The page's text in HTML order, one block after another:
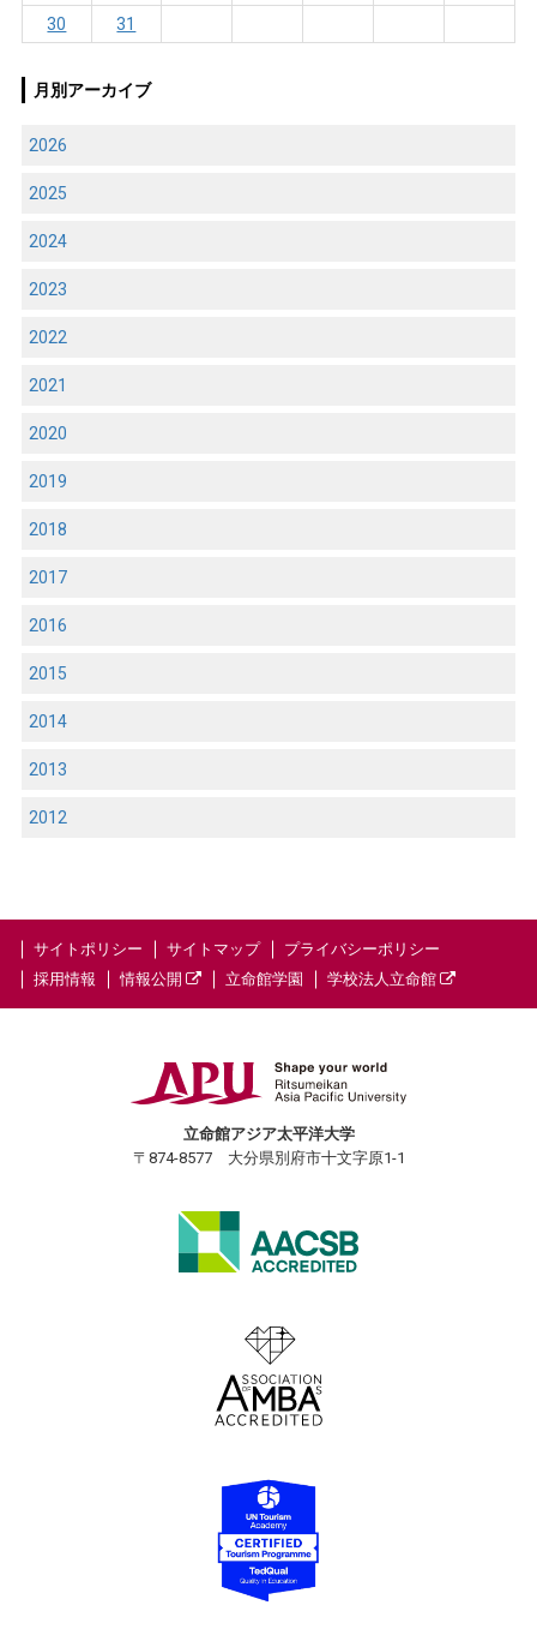
30
31
月別アーカイブ
2026
2025
2024
2023
2022
2021
2020
2019
2018
2017
2016
2015
2014
2013
2012
サイトポリシー サイトマップ
プライバシーポリシー
採用情報
情報公開 立命館学園 学校法人立命館
立命館アジア太平洋大学
〒874-8577 大分県別府市十文字原1-1